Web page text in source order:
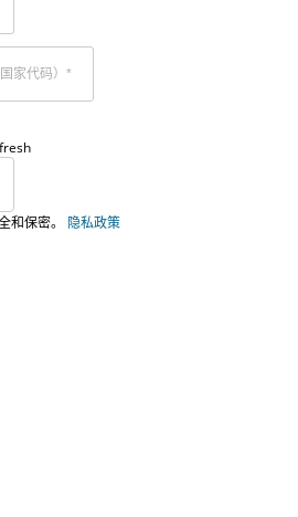
和保密。 隐私政策